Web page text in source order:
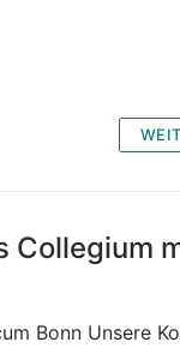
Collegium
Bonn Unsere